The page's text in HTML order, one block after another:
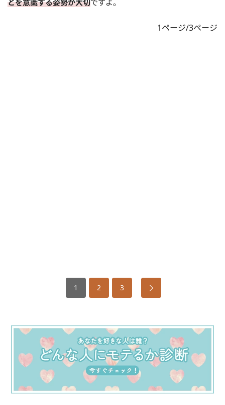
とを意識する姿勢が大切ですよ。
1ページ/3ページ
1 2 3